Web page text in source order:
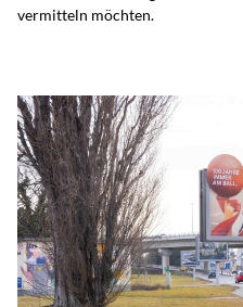
vermitteln möchten.